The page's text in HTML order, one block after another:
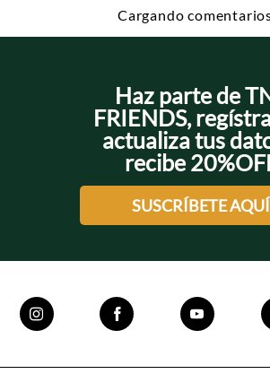
Cargando
Haz parte de
FRIENDS,
actualiza tus
recibe
SUSCRÍBETE AQUÍ